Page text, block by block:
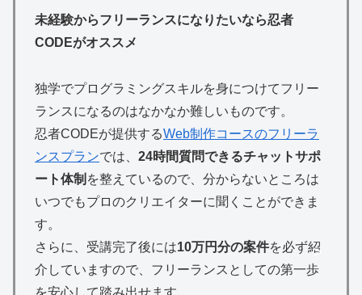
未経験からフリーランスになりたいなら忍者
CODEがオススメ
独学でプログラミングスキルを身につけてフリー
ランスになるのはなかなか難しいものです。
忍者CODEが提供するWeb制作コースのフリーラ
ンスプランでは、 24時間質問できるチャットサポ
ート体制 を整えているので、分からないところは
いつでもプロのクリエイターに聞くことができま
す。
さらに、受講完了後には10万円分の案件を必ず紹
介していますので、フリーランスとしての第一歩
を安心して踏み出せます。
>